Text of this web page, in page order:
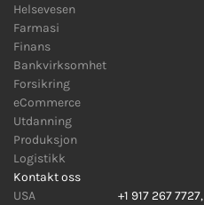
Helsevesen
Farmasi
Finans
Bankvirksomhet
Forsikring
eCommerce
Utdanning
Produksjon
Logistikk
Kontakt oss
USA
+1 917 267 7727,